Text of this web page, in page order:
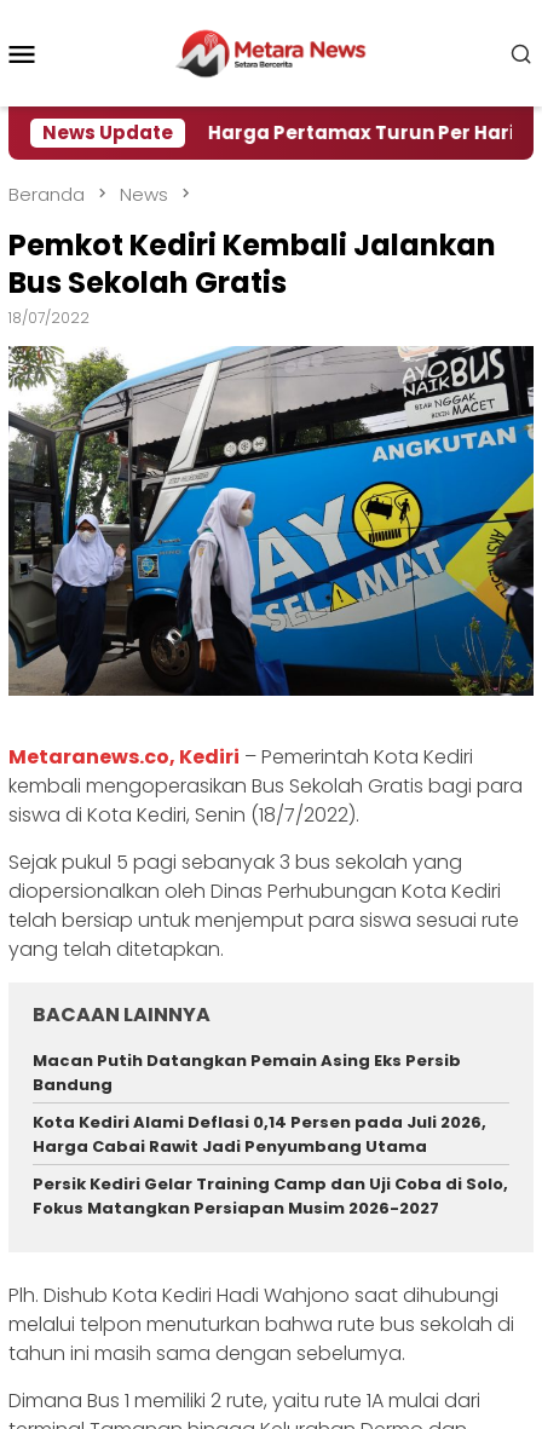
konten
News UpdateHarga Pertamax Turun Per Hari Ini, Segini
Beranda News
Pemkot Kediri Kembali Jalankan
Bus Sekolah Gratis
18/07/2022
Metaranews.co, Kediri – Pemerintah Kota Kediri
kembali mengoperasikan Bus Sekolah Gratis bagi para
siswa di Kota Kediri, Senin (18/7/2022).
Sejak pukul 5 pagi sebanyak 3 bus sekolah yang
diopersionalkan oleh Dinas Perhubungan Kota Kediri
telah bersiap untuk menjemput para siswa sesuai rute
yang telah ditetapkan.
BACAAN LAINNYA
Macan Putih Datangkan Pemain Asing Eks Persib
Bandung
Kota Kediri Alami Deflasi 0,14 Persen pada Juli 2026,
Harga Cabai Rawit Jadi Penyumbang Utama
Persik Kediri Gelar Training Camp dan Uji Coba di Solo,
Fokus Matangkan Persiapan Musim 2026-2027
Plh. Dishub Kota Kediri Hadi Wahjono saat dihubungi
melalui telpon menuturkan bahwa rute bus sekolah di
tahun ini masih sama dengan sebelumya.
Dimana Bus 1 memiliki 2 rute, yaitu rute 1A mulai dari